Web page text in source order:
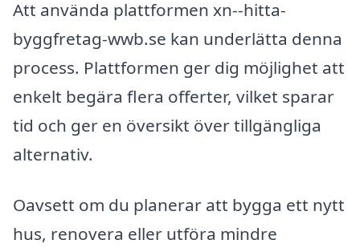
Att använda plattformen xn--hitta-
byggfretag-wwb.se kan underlätta denna
process. Plattformen ger dig möjlighet att
enkelt begära flera offerter, vilket sparar
tid och ger en översikt över tillgängliga
alternativ.
Oavsett om du planerar att bygga ett nytt
hus, renovera eller utföra mindre